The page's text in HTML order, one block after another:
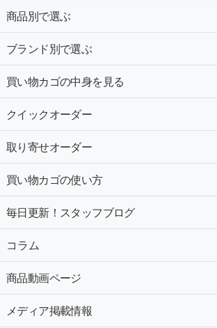
商品別で選ぶ
ブランド別で選ぶ
買い物カゴの中身を見る
クイックオーダー
取り寄せオーダー
買い物カゴの使い方
毎日更新！スタッフブログ
コラム
商品動画ページ
メディア掲載情報